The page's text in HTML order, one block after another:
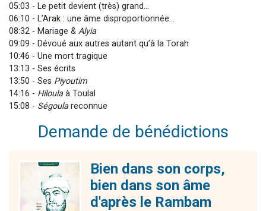
05:03 - Le petit devient (très) grand…
06:10 - L’Arak : une âme disproportionnée…
08:32 - Mariage & Alyia
09:09 - Dévoué aux autres autant qu’à la Torah
10:46 - Une mort tragique
13:13 - Ses écrits
13:50 - Ses Piyoutim
14:16 - Hiloulaà Toulal
15:08 - Ségoulareconnue
Demande de bénédictions
Bien dans son corps,
bien dans son âme
d'après le Rambam